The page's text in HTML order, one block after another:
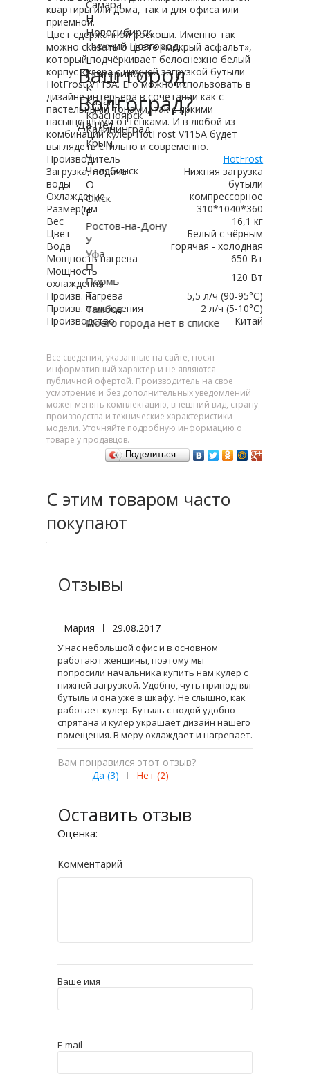
квартиры или дома, так и для офиса или
приемной.
Цвет сдержанной роскоши. Именно так
можно сказать о цвете «мокрый асфальт»,
который подчёркивает белоснежно белый
корпус кулера с нижней загрузкой бутыли
HotFrost V115A. Его можно использовать в
дизайне интерьера в сочетании как с
пастельными тонами, так с яркими
насыщенными оттенками. И в любой из
комбинаций кулер HotFrost V115A будет
выглядеть стильно и современно.
Производитель
HotFrost
Загрузка, подача
воды
Нижняя загрузка
бутыли
Охлаждение
компрессорное
Размер(мм
310*1040*360
Вес
16,1 кг
Цвет
Белый с чёрным
Вода
горячая - холодная
Мощность нагрева
650 Вт
Мощность
охлаждения
120 Вт
Произв. нагрева
5,5 л/ч (90-95°C)
Произв. охлаждения
2 л/ч (5-10°C)
Производство
Китай
Все сведения, указанные на сайте, носят
информативный характер и не являются
публичной офертой. Производитель на свое
усмотрение и без дополнительных уведомлений
может менять комплектацию, внешний вид, страну
производства и технические характеристики
модели. Уточняйте подробную информацию о
товаре у продавцов.
Поделиться…
С этим товаром часто
покупают
Отзывы
Мария | 29.08.2017
У нас небольшой офис и в основном
работают женщины, поэтому мы
попросили начальника купить нам кулер с
нижней загрузкой. Удобно, чуть приподнял
бутыль и она уже в шкафу. Не слышно, как
работает кулер. Бутыль с водой удобно
спрятана и кулер украшает дизайн нашего
помещения. В меру охлаждает и нагревает.
Вам понравился этот отзыв?
Да (3) | Нет (2)
Оставить отзыв
Оценка:
Комментарий
Ваше имя
E-mail
Ваш город
Волгоград?
Да Нет
Самара
Н
Новосибирск
Нижний Новгород
Е
Екатеринбург
К
Казань
Красноярск
Калининград
Крым
Ч
Челябинск
О
Омск
Р
Ростов-на-Дону
У
Уфа
П
Пермь
Т
Тамбов
Моего города нет в списке